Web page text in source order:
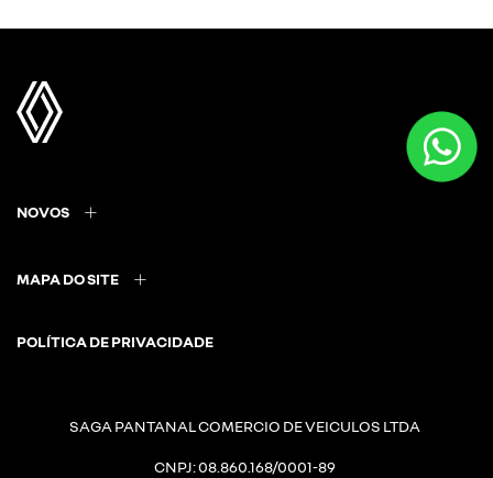
NOVOS
MAPA DO SITE
POLÍTICA DE PRIVACIDADE
SAGA PANTANAL COMERCIO DE VEICULOS LTDA
CNPJ: 08.860.168/0001-89